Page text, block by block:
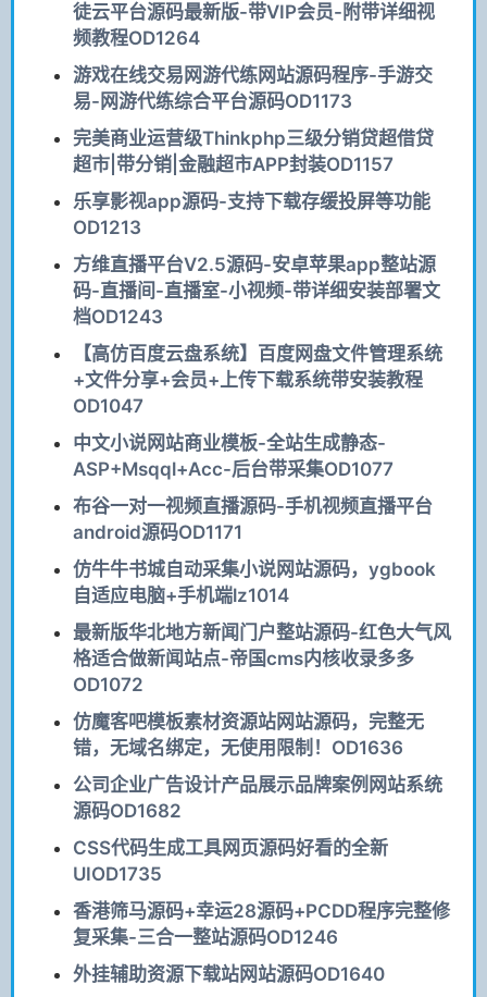
徒云平台源码最新版-带VIP会员-附带详细视
频教程OD1264
游戏在线交易网游代练网站源码程序-手游交
易-网游代练综合平台源码OD1173
完美商业运营级Thinkphp三级分销贷超借贷
超市|带分销|金融超市APP封装OD1157
乐享影视app源码-支持下载存缓投屏等功能
OD1213
方维直播平台V2.5源码-安卓苹果app整站源
码-直播间-直播室-小视频-带详细安装部署文
档OD1243
【高仿百度云盘系统】百度网盘文件管理系统
+文件分享+会员+上传下载系统带安装教程
OD1047
中文小说网站商业模板-全站生成静态-
ASP+Msqql+Acc-后台带采集OD1077
布谷一对一视频直播源码-手机视频直播平台
android源码OD1171
仿牛牛书城自动采集小说网站源码，ygbook
自适应电脑+手机端lz1014
最新版华北地方新闻门户整站源码-红色大气风
格适合做新闻站点-帝国cms内核收录多多
OD1072
仿魔客吧模板素材资源站网站源码，完整无
错，无域名绑定，无使用限制！OD1636
公司企业广告设计产品展示品牌案例网站系统
源码OD1682
CSS代码生成工具网页源码好看的全新
UIOD1735
香港筛马源码+幸运28源码+PCDD程序完整修
复采集-三合一整站源码OD1246
外挂辅助资源下载站网站源码OD1640